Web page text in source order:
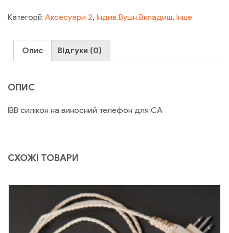
Категорії: Аксесуари 2, Індив.Вушн.Вкладиш, Інше
Опис Відгуки (0)
ОПИС
ІВВ силікон на виносний телефон для СА
СХОЖІ ТОВАРИ